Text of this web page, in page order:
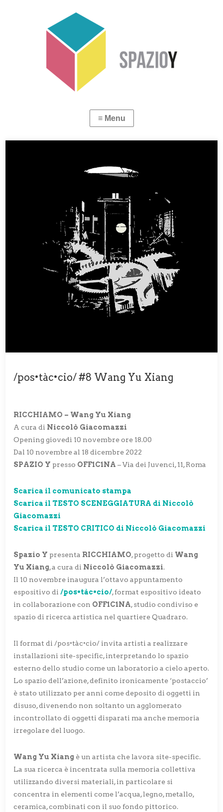
/pos•tàc•cio/ #8 Wang Yu Xiang
RICCHIAMO – Wang Yu Xiang
A cura di Niccolò Giacomazzi
Opening giovedì 10 novembre ore 18.00
Dal 10 novembre al 18 dicembre 2022
SPAZIO Y presso OFF1C1NA – Via dei Juvenci, 11, Roma
Scarica il comunicato stampa
Scarica il TESTO SCENEGGIATURA di Niccolò
Giacomazzi
Scarica il TESTO CRITICO di Niccolò Giacomazzi
Spazio Y presenta RICCHIAMO, progetto di Wang
Yu Xiang, a cura di Niccolò Giacomazzi.
Il 10 novembre inaugura l’ottavo appuntamento
espositivo di/pos•tàc•cio/, format espositivo ideato
in collaborazione con OFF1C1NA, studio condiviso e
spazio di ricerca artistica nel quartiere Quadraro.
Il format di /pos•tàc•cio/ invita artisti a realizzare
installazioni site-specific, interpretando lo spazio
esterno dello studio come un laboratorio a cielo aperto.
Lo spazio dell’azione, definito ironicamente ‘postaccio’
è stato utilizzato per anni come deposito di oggetti in
disuso, divenendo non soltanto un agglomerato
incontrollato di oggetti disparati ma anche memoria
irregolare del luogo.
Wang Yu Xiang è un artista che lavora site-specific.
La sua ricerca è incentrata sulla memoria collettiva
utilizzando diversi materiali, in particolare si
concentra in elementi come l’acqua, legno, metallo,
ceramica, combinati con il suo fondo pittorico.